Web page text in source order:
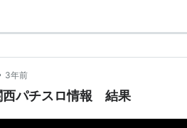
3年前
西パチスロ情報 結果